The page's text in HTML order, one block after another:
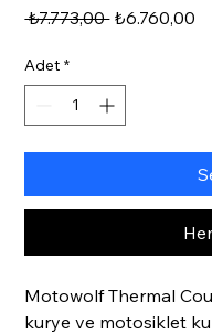
₺7.773,00 Normal
₺6.760,00
Adet *
Motowolf Thermal
kurye ve motosiklet